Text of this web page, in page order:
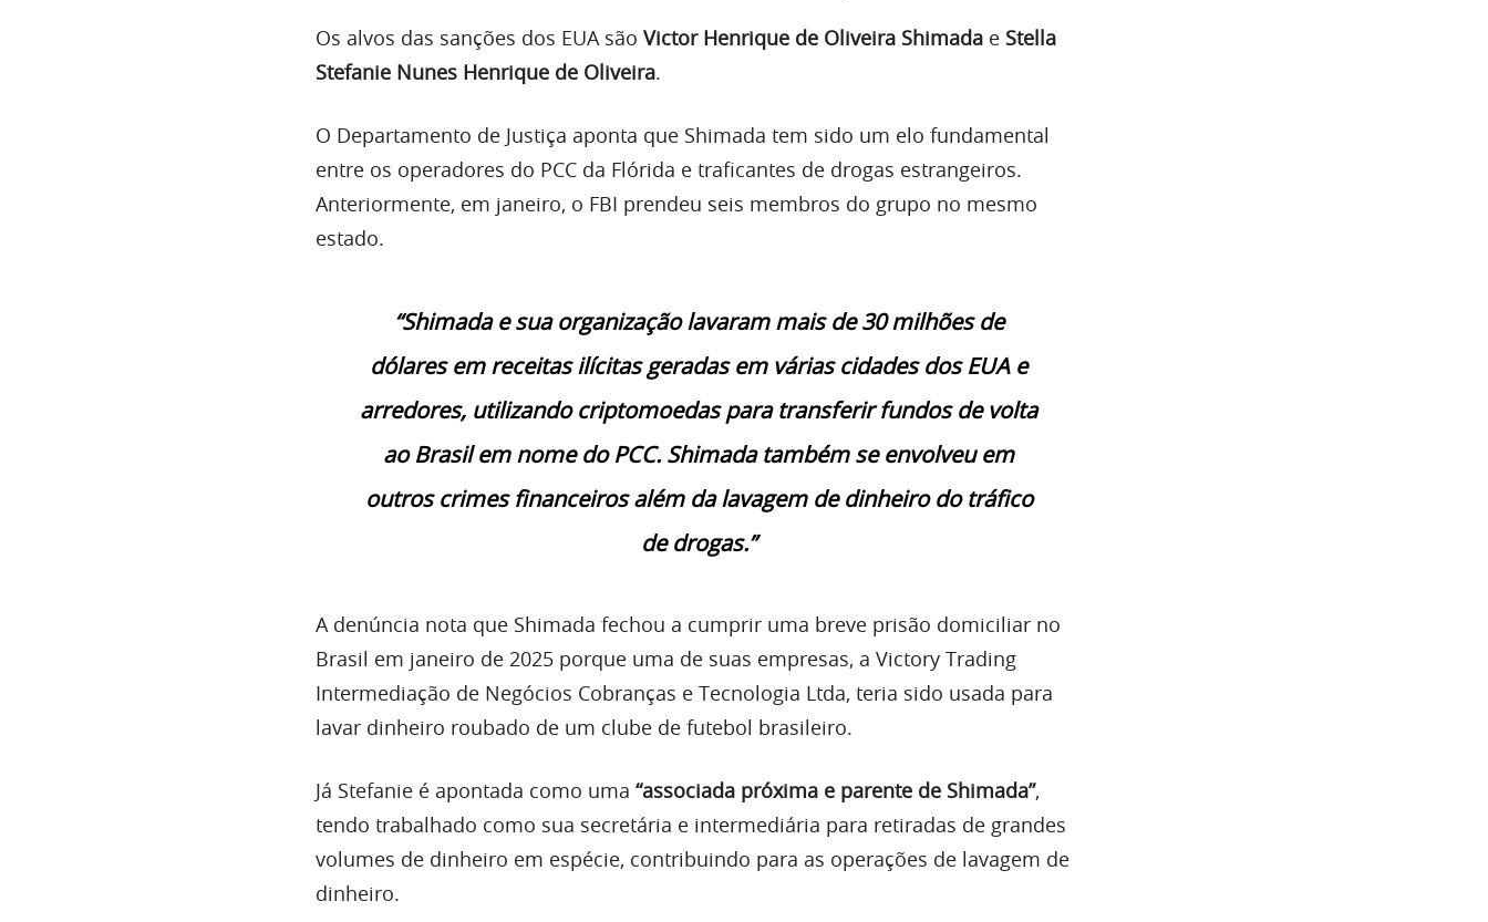
Os alvos das sanções dos EUA são Victor Henrique de Oliveira Shimada e Stella
Stefanie Nunes Henrique de Oliveira.
O Departamento de Justiça aponta que Shimada tem sido um elo fundamental
entre os operadores do PCC da Flórida e traficantes de drogas estrangeiros.
Anteriormente, em janeiro, o FBI prendeu seis membros do grupo no mesmo
estado.
“Shimada e sua organização lavaram mais de 30 milhões de
dólares em receitas ilícitas geradas em várias cidades dos EUA e
arredores, utilizando criptomoedas para transferir fundos de volta
ao Brasil em nome do PCC. Shimada também se envolveu em
outros crimes financeiros além da lavagem de dinheiro do tráfico
de drogas.”
A denúncia nota que Shimada fechou a cumprir uma breve prisão domiciliar no
Brasil em janeiro de 2025 porque uma de suas empresas, a Victory Trading
Intermediação de Negócios Cobranças e Tecnologia Ltda, teria sido usada para
lavar dinheiro roubado de um clube de futebol brasileiro.
Já Stefanie é apontada como uma “associada próxima e parente de Shimada”,
tendo trabalhado como sua secretária e intermediária para retiradas de grandes
volumes de dinheiro em espécie, contribuindo para as operações de lavagem de
dinheiro.